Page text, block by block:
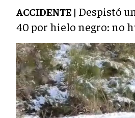
ACCIDENTE | Despistó
40 por hielo negro: no